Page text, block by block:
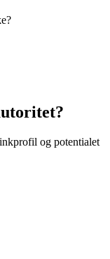
og potentialet